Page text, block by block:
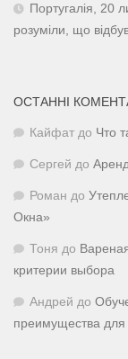
Португалія, 20
розуміли, що
ОСТАННІ
Кайфат до Что
Сергей до
Роман до
Окна»
Тоня до
критерии выбора
Андрей до
преимущества для